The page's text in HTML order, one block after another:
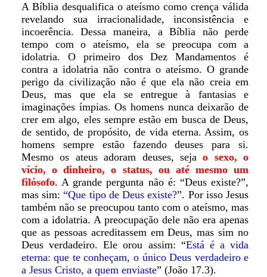
A Bíblia desqualifica o ateísmo como crença válida
revelando sua irracionalidade, inconsistência e
incoerência. Dessa maneira, a Bíblia não perde
tempo com o ateísmo, ela se preocupa com a
idolatria. O primeiro dos Dez Mandamentos é
contra a idolatria não contra o ateísmo. O grande
perigo da civilização não é que ela não creia em
Deus, mas que ela se entregue à fantasias e
imaginações ímpias. Os homens nunca deixarão de
crer em algo, eles sempre estão em busca de Deus,
de sentido, de propósito, de vida eterna. Assim, os
homens sempre estão fazendo deuses para si.
Mesmo os ateus adoram deuses, sejao sexo, o
vício, o dinheiro, o status, ou até mesmo um
filósofo. A grande pergunta não é: “Deus existe?”,
mas sim:“Que tipo de Deus existe?”. Por isso Jesus
também não se preocupou tanto com o ateísmo, mas
com a idolatria. A preocupação dele não era apenas
que as pessoas acreditassem em Deus, mas sim no
Deus verdadeiro. Ele orou assim: “Está é a vida
eterna: que te conheçam, o único Deus verdadeiro e
a Jesus Cristo, a quem enviaste” (João 17.3).